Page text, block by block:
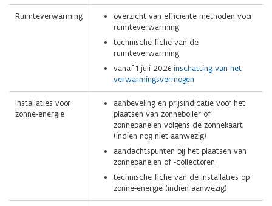
Ruimteverwarming
overzicht van efficiënte methoden voor
ruimteverwarming
technische fiche van de
ruimteverwarming
vanaf 1 juli 2026 inschatting van het
verwarmingsvermogen
Installaties voor
zonne-energie
aanbeveling en prijsindicatie voor het
plaatsen van zonneboiler of
zonnepanelen volgens de zonnekaart
(indien nog niet aanwezig)
aandachtspunten bij het plaatsen van
zonnepanelen of -collectoren
technische fiche van de installaties op
zonne-energie (indien aanwezig)